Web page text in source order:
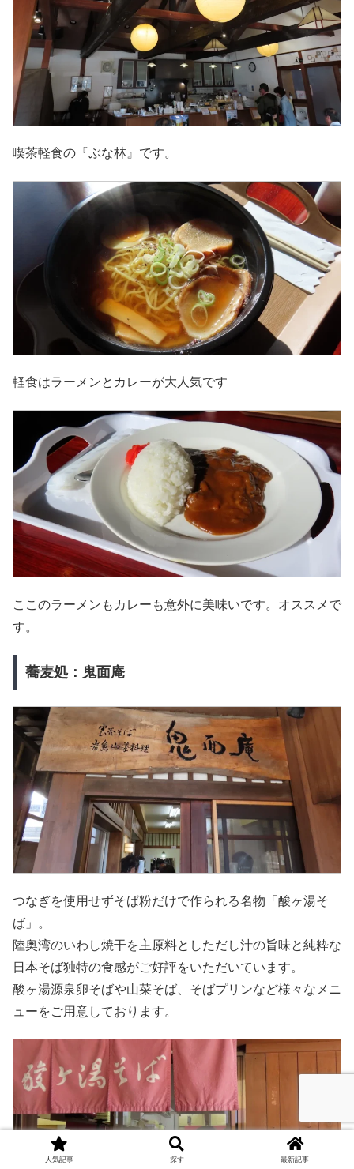
喫茶軽食の『ぶな林』です。
軽食はラーメンとカレーが大人気です
ここのラーメンもカレーも意外に美味いです。オススメで
す。
蕎麦処：鬼面庵
つなぎを使用せずそば粉だけで作られる名物「酸ヶ湯そ
ば」。
陸奥湾のいわし焼干を主原料としただし汁の旨味と純粋な
日本そば独特の食感がご好評をいただいています。
酸ヶ湯源泉卵そばや山菜そば、そばプリンなど様々なメニ
ューをご用意しております。
人気記事 探す 最新記事